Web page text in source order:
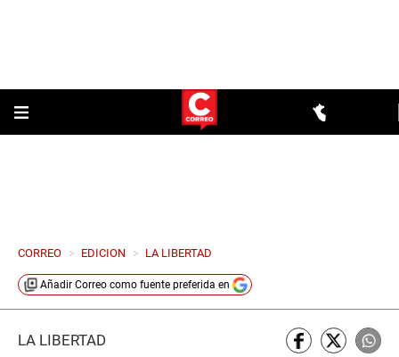
CORREO > EDICION > LA LIBERTAD
Añadir Correo como fuente preferida en
LA LIBERTAD